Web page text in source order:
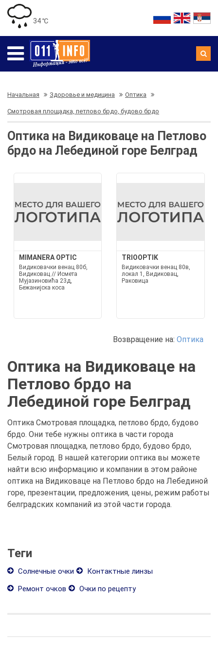
34 ℃
Начальная Здоровье и медицина Оптика
Смотровая площадка, петлово брдо, будово брдо
Оптика на Видиковаце на Петлово
брдо на Лебединой горе Белград
MIMANERA OPTIC
Видиковачки венац 80б,
Видиковац // Исмета
Мујазиновића 23д,
Бежанијска коса
TRIOOPTIK
Видиковачки венац 80в,
локал 1, Видиковац,
Раковица
Возвращение на: Оптика
Оптика на Видиковаце на
Петлово брдо на
Лебединой горе Белград
Оптика Смотровая площадка, петлово брдо, будово
брдо. Они тебе нужны оптика в части города
Смотровая площадка, петлово брдо, будово брдо,
Белый город. В нашей категории оптика вы можете
найти всю информацию и компании в этом районе
оптика на Видиковаце на Петлово брдо на Лебединой
горе, презентации, предложения, цены, режим работы
белградских компаний из этой части города.
Теги
Солнечные очки
Контактные линзы
Ремонт очков
Очки по рецепту